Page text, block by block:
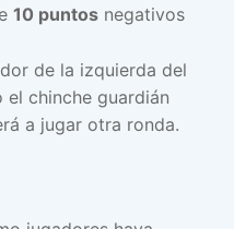
10 puntosnegativos
de la izquierda del
chinche guardián
a jugar otra ronda.